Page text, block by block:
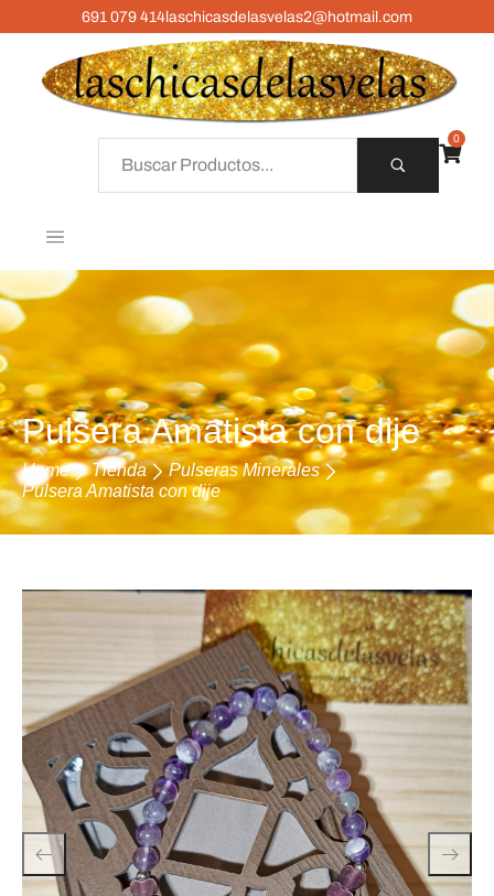
691 079 414laschicasdelasvelas2@hotmail.com
0
Pulsera Amatista con dije
Home Tienda
Pulseras Minerales
Pulsera Amatista con dije